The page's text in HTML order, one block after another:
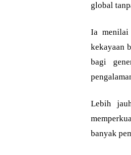
global
Ia menilai
kekayaan
bagi
Lebih
banyak